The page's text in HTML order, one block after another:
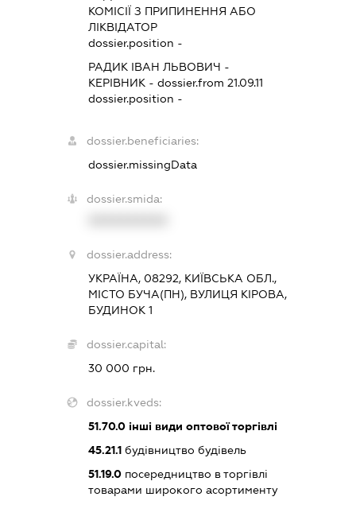
КОМІСІЇ З ПРИПИНЕННЯ АБО
ЛІКВІДАТОР
dossier.position -
РАДИК ІВАН ЛЬВОВИЧ -
КЕРІВНИК - dossier.from 21.09.11
dossier.position -
dossier.beneficiaries:
dossier.missingData
dossier.smida:
dossier.address:
УКРАЇНА, 08292, КИЇВСЬКА ОБЛ.,
МІСТО БУЧА(ПН), ВУЛИЦЯ КІРОВА,
БУДИНОК 1
dossier.capital:
30 000 грн.
dossier.kveds:
51.70.0 інші види оптової торгівлі
45.21.1 будівництво будівель
51.19.0 посередництво в торгівлі
товарами широкого асортименту